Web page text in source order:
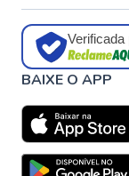
Verificada
BAIXE O APP